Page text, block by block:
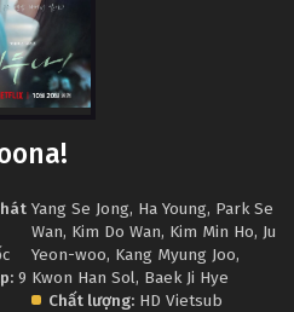
9
Yang Se Jong, Ha Young, Park Se
Wan, Kim Do Wan, Kim Min Ho, Ju
Yeon-woo, Kang Myung Joo,
Kwon Han Sol, Baek Ji Hye
Chất lượng: HD Vietsub